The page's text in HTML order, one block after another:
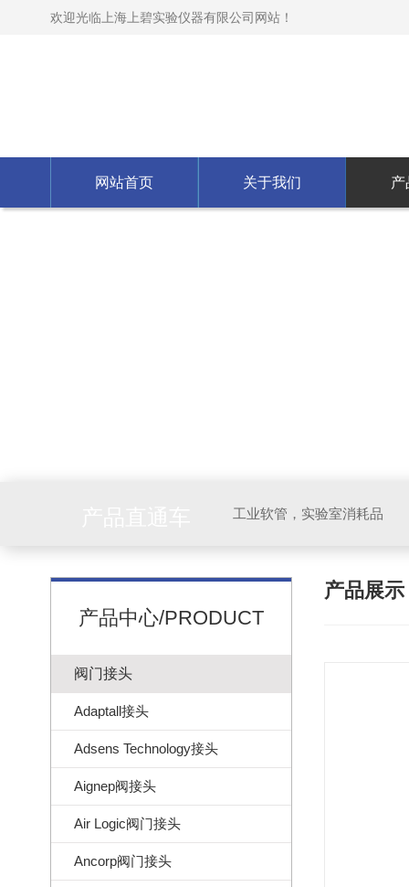
欢迎光临上海上碧实验仪器有限公司网站！
网站首页 关于我们 产
工业软管，实验室消耗品
产品中心/PRODUCT
阀门接头
Adaptall接头
Adsens Technology接头
Aignep阀接头
Air Logic阀门接头
Ancorp阀门接头
产品展示